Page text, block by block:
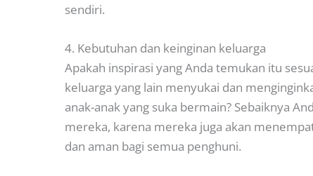
sendiri.
4. Kebutuhan dan keinginan keluarga
Apakah inspirasi yang Anda temukan itu
keluarga yang lain menyukai dan
anak-anak yang suka bermain? Sebaiknya
mereka, karena mereka juga akan
dan aman bagi semua penghuni.